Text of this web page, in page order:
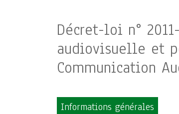
Décret-loi n°
audiovisuelle et
Communication
Informations générales